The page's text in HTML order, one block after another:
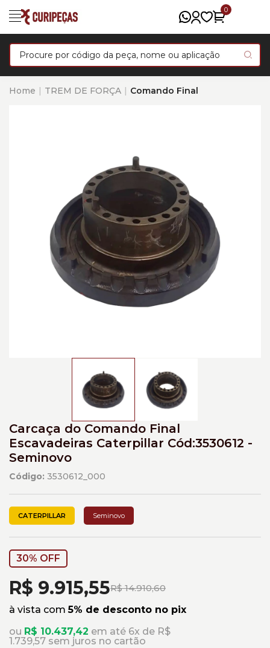
0
Home TREM DE FORÇA Comando Final
Carcaça do Comando Final
Escavadeiras Caterpillar Cód:3530612 -
Seminovo
Código: 3530612_000
CATERPILLAR Seminovo
30% OFF
R$ 14.910,60
R$ 9.915,55
à vista com5% de desconto no pix
ou R$ 10.437,42 em até 6x de R$
1.739,57 sem juros no cartão